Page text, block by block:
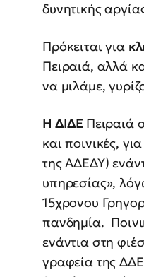
δυνητικής
Πρόκειται για
Πειραιά, αλλά
να μιλάμε,
Η ΔΙΔΕ Πειραιά
και ποινικές,
της ΑΔΕΔΥ)
υπηρεσίας»,
15χρονου
πανδημία.
ενάντια στη
γραφεία της